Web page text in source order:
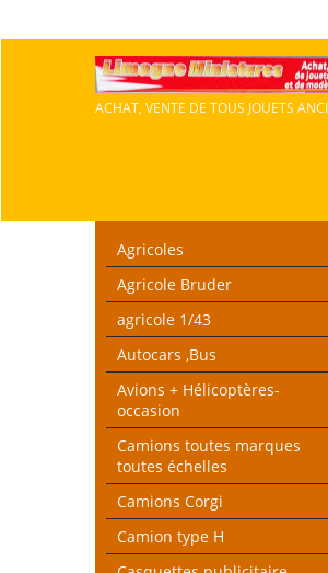
Agricoles
Agricole Bruder
agricole 1/43
Autocars ,Bus
Avions + Hélicoptères-
occasion
Camions toutes marques
toutes échelles
Camions Corgi
Camion type H